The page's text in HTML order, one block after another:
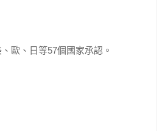
歐、日等57個國家承認。